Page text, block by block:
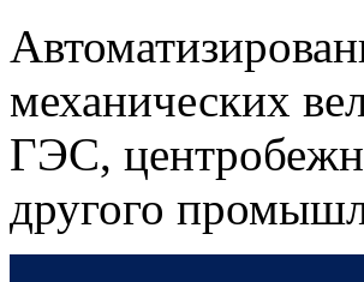
механических
ГЭС,
другого